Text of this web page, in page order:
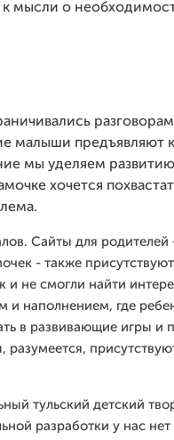
мысли о
малыши предъявляют
мы уделяем
хочется
Сайты для родителей
- также
не смогли найти
и наполнением, где
в развивающие игры и
тульский детский
разработки у нас